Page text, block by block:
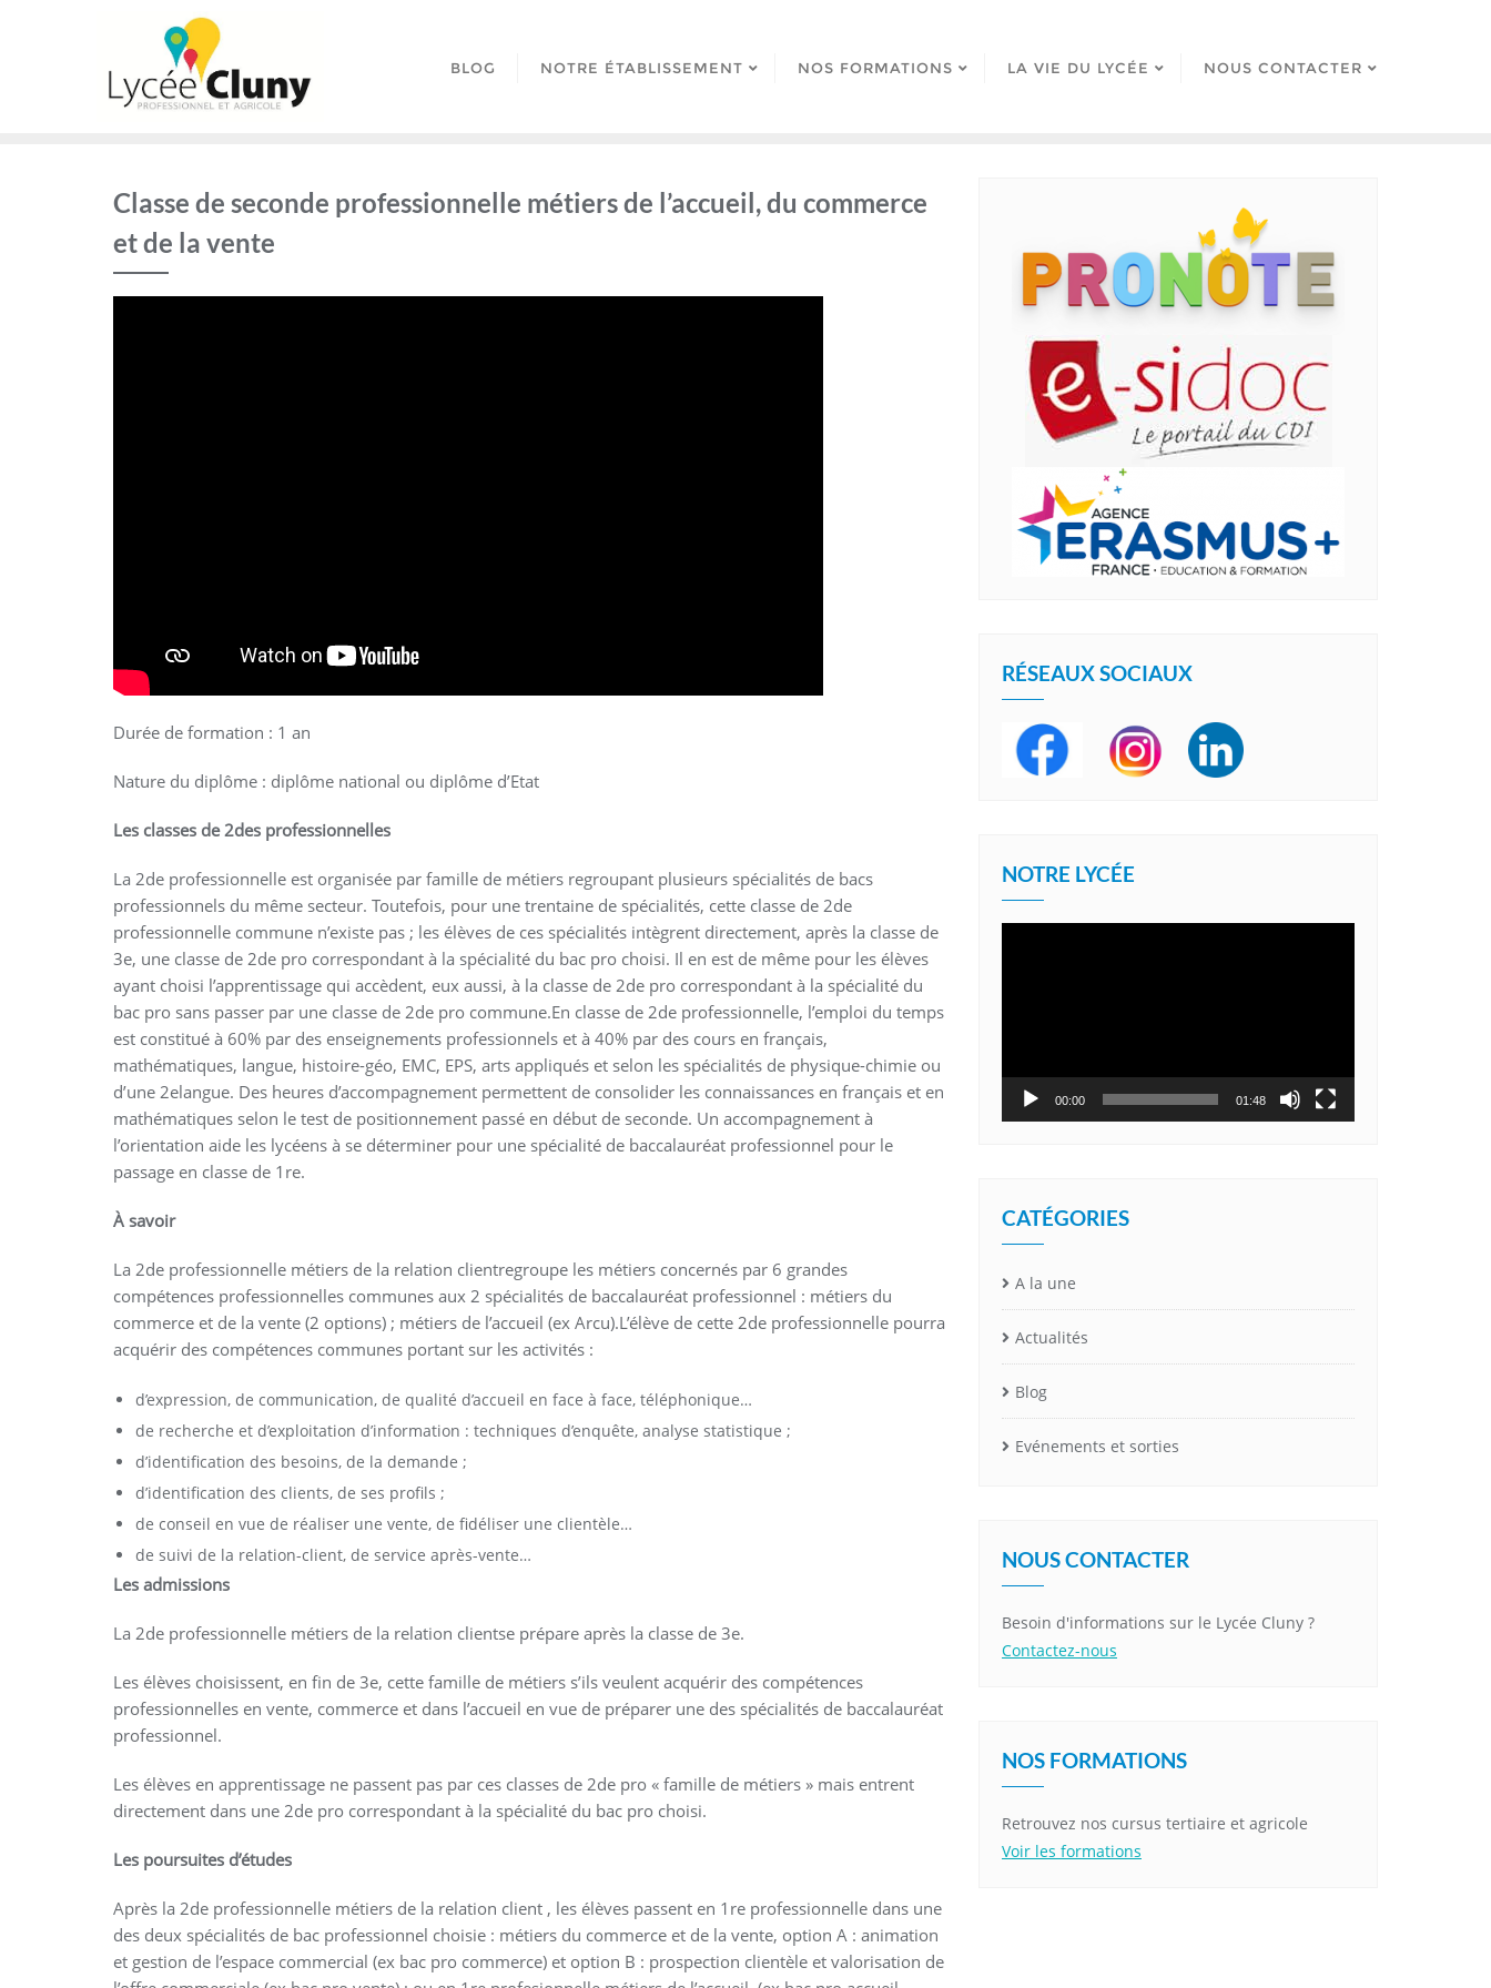
BLOG NOTRE ÉTABLISSEMENT NOS FORMATIONS LA VIE DU LYCÉE NOUS CONTACTER
Classe de seconde professionnelle métiers de l’accueil, du commerce
et de la vente
Durée de formation : 1 an
Nature du diplôme : diplôme national ou diplôme d’Etat
Les classes de 2des professionnelles
La 2de professionnelle est organisée par famille de métiers regroupant plusieurs spécialités de bacs
professionnels du même secteur. Toutefois, pour une trentaine de spécialités, cette classe de 2de
professionnelle commune n’existe pas ; les élèves de ces spécialités intègrent directement, après la classe de
3e, une classe de 2de pro correspondant à la spécialité du bac pro choisi. Il en est de même pour les élèves
ayant choisi l’apprentissage qui accèdent, eux aussi, à la classe de 2de pro correspondant à la spécialité du
bac pro sans passer par une classe de 2de pro commune.En classe de 2de professionnelle, l’emploi du temps
est constitué à 60% par des enseignements professionnels et à 40% par des cours en français,
mathématiques, langue, histoire-géo, EMC, EPS, arts appliqués et selon les spécialités de physique-chimie ou
d’une 2elangue. Des heures d’accompagnement permettent de consolider les connaissances en français et en
mathématiques selon le test de positionnement passé en début de seconde. Un accompagnement à
l’orientation aide les lycéens à se déterminer pour une spécialité de baccalauréat professionnel pour le
passage en classe de 1re.
À savoir
La 2de professionnelle métiers de la relation clientregroupe les métiers concernés par 6 grandes
compétences professionnelles communes aux 2 spécialités de baccalauréat professionnel : métiers du
commerce et de la vente (2 options) ; métiers de l’accueil (ex Arcu).L’élève de cette 2de professionnelle pourra
acquérir des compétences communes portant sur les activités :
d’expression, de communication, de qualité d’accueil en face à face, téléphonique…
de recherche et d’exploitation d’information : techniques d’enquête, analyse statistique ;
d’identification des besoins, de la demande ;
d’identification des clients, de ses profils ;
de conseil en vue de réaliser une vente, de fidéliser une clientèle…
de suivi de la relation-client, de service après-vente…
Les admissions
La 2de professionnelle métiers de la relation clientse prépare après la classe de 3e.
Les élèves choisissent, en fin de 3e, cette famille de métiers s’ils veulent acquérir des compétences
professionnelles en vente, commerce et dans l’accueil en vue de préparer une des spécialités de baccalauréat
professionnel.
Les élèves en apprentissage ne passent pas par ces classes de 2de pro « famille de métiers » mais entrent
directement dans une 2de pro correspondant à la spécialité du bac pro choisi.
Les poursuites d’études
Après la 2de professionnelle métiers de la relation client , les élèves passent en 1re professionnelle dans une
des deux spécialités de bac professionnel choisie : métiers du commerce et de la vente, option A : animation
et gestion de l’espace commercial (ex bac pro commerce) et option B : prospection clientèle et valorisation de
RÉSEAUX SOCIAUX
NOTRE LYCÉE
00:00 01:48
CATÉGORIES
A la une
Actualités
Blog
Evénements et sorties
NOUS CONTACTER
Besoin d'informations sur le Lycée Cluny ?
Contactez-nous
NOS FORMATIONS
Retrouvez nos cursus tertiaire et agricole
Voir les formations